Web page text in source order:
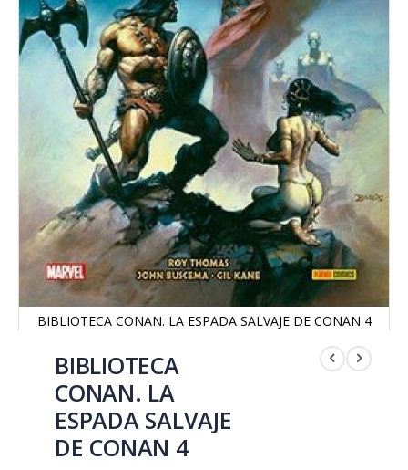
BIBLIOTECA CONAN. LA ESPADA SALVAJE DE CONAN 4
comienzo
imágenes
BIBLIOTECA
CONAN. LA
ESPADA SALVAJE
DE CONAN 4